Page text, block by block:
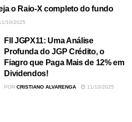
o Raio-X completo do fundo
10/2025
FII JGPX11: Uma Análise
Profunda do JGP Crédito, o
Fiagro que Paga Mais de 12% em
Dividendos!
POR CRISTIANO ALVARENGA 11/10/2025